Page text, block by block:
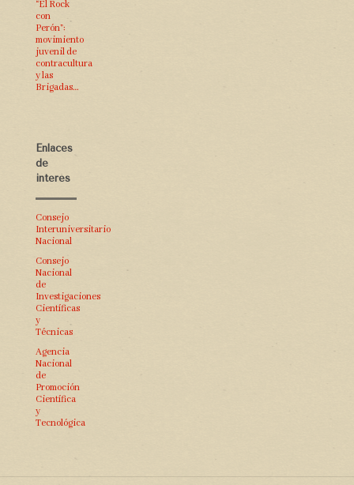
“El Rock
con
Perón”:
movimiento
juvenil de
contracultura
y las
Brigadas…
Enlaces
de
interés
Consejo
Interuniversitario
Nacional
Consejo
Nacional
de
Investigaciones
Científicas
y
Técnicas
Agencia
Nacional
de
Promoción
Científica
y
Tecnológica